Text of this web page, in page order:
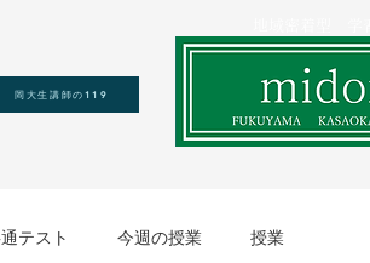
岡大生講師の119
テスト 今週の授業 授業